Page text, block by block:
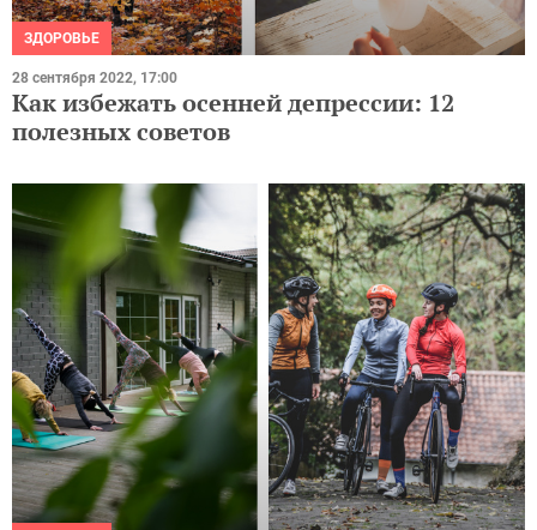
ЗДОРОВЬЕ
28 сентября 2022, 17:00
Как избежать осенней депрессии: 12
полезных советов